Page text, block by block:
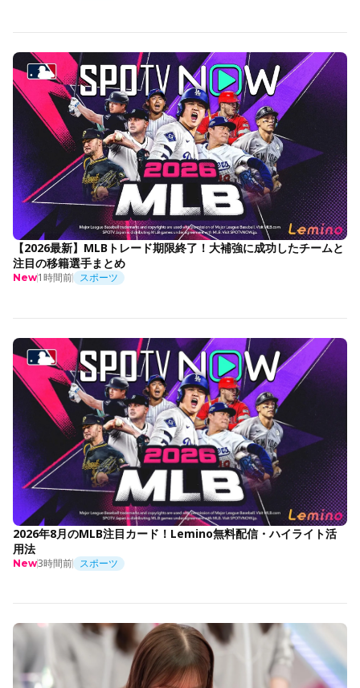
【2026最新】MLBトレード期限終了！大補強に成功したチームと
注目の移籍選手まとめ
New1時間前 スポーツ
2026年8月のMLB注目カード！Lemino無料配信・ハイライト活
用法
New3時間前 スポーツ